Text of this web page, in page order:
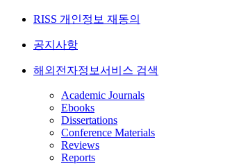
RISS 개인정보 재동의
공지사항
해외전자정보서비스 검색
Academic Journals
Ebooks
Dissertations
Conference Materials
Reviews
Reports